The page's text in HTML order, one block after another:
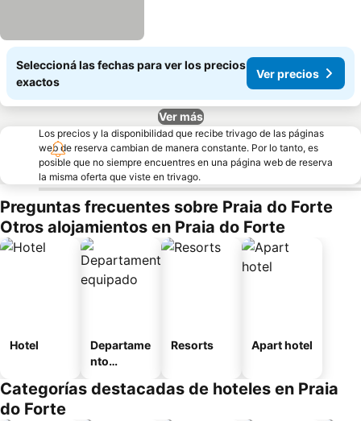
Seleccioná las fechas para ver los precios
exactos
Ver precios
Ver más
Los precios y la disponibilidad que recibe trivago de las páginas
web de reserva cambian de manera constante. Por lo tanto, es
posible que no siempre encuentres en una página web de reserva
la misma oferta que viste en trivago.
Preguntas frecuentes sobre Praia do Forte
Otros alojamientos en Praia do Forte
Hotel
Departame
nto
Resorts Apart hotel
Categorías destacadas de hoteles en Praia
do Forte